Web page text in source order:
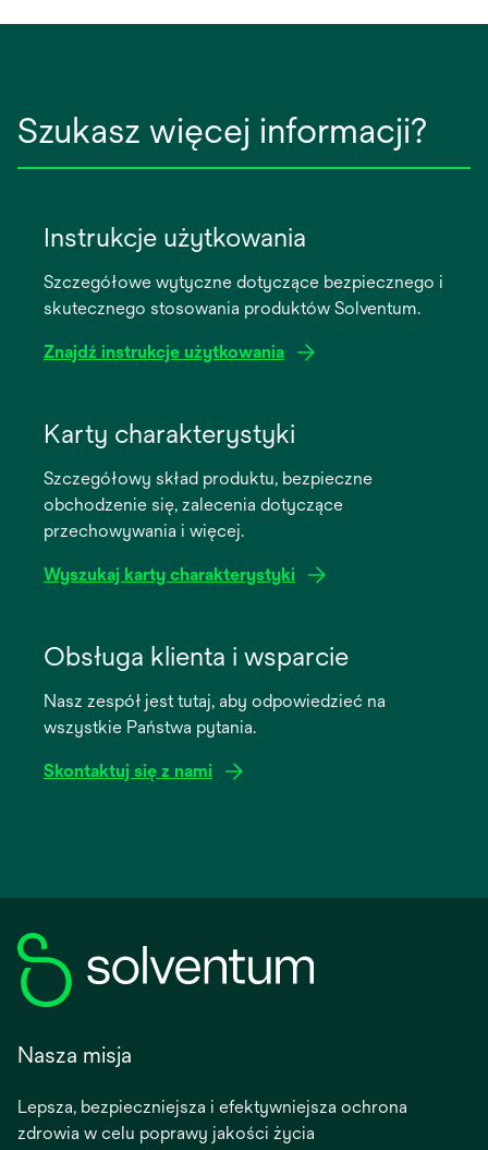
Szukasz więcej informacji?
Instrukcje użytkowania
Szczegółowe wytyczne dotyczące bezpiecznego i
skutecznego stosowania produktów Solventum.
Znajdź instrukcje użytkowania
new
Karty charakterystyki
Szczegółowy skład produktu, bezpieczne
obchodzenie się, zalecenia dotyczące
przechowywania i więcej.
Wyszukaj karty charakterystyki
new
Obsługa klienta i wsparcie
Nasz zespół jest tutaj, aby odpowiedzieć na
wszystkie Państwa pytania.
Skontaktuj się z nami
Nasza misja
Lepsza, bezpieczniejsza i efektywniejsza ochrona
zdrowia w celu poprawy jakości życia